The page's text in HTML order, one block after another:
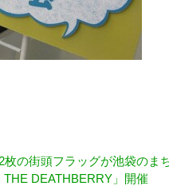
の街頭フラッグが池袋のま
DEATHBERRY」開催